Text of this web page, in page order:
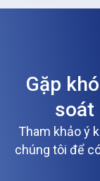
chuyển,
thuốc
thuốc
hợp, tùy
bệnh nhân.
Điều
và tư vấn
của
lượng
Gặp
soát
Tham khảo ý
chúng tôi để